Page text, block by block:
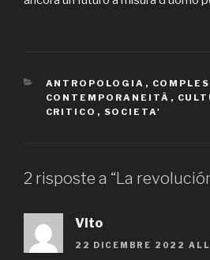
CATEGORIE
ANTROPOLOGIA ,
CONTEMPORANEITÀ ,
CRITICO , SOCIETA'
2 risposte a “La
Vito
22 DICEMBRE 2022